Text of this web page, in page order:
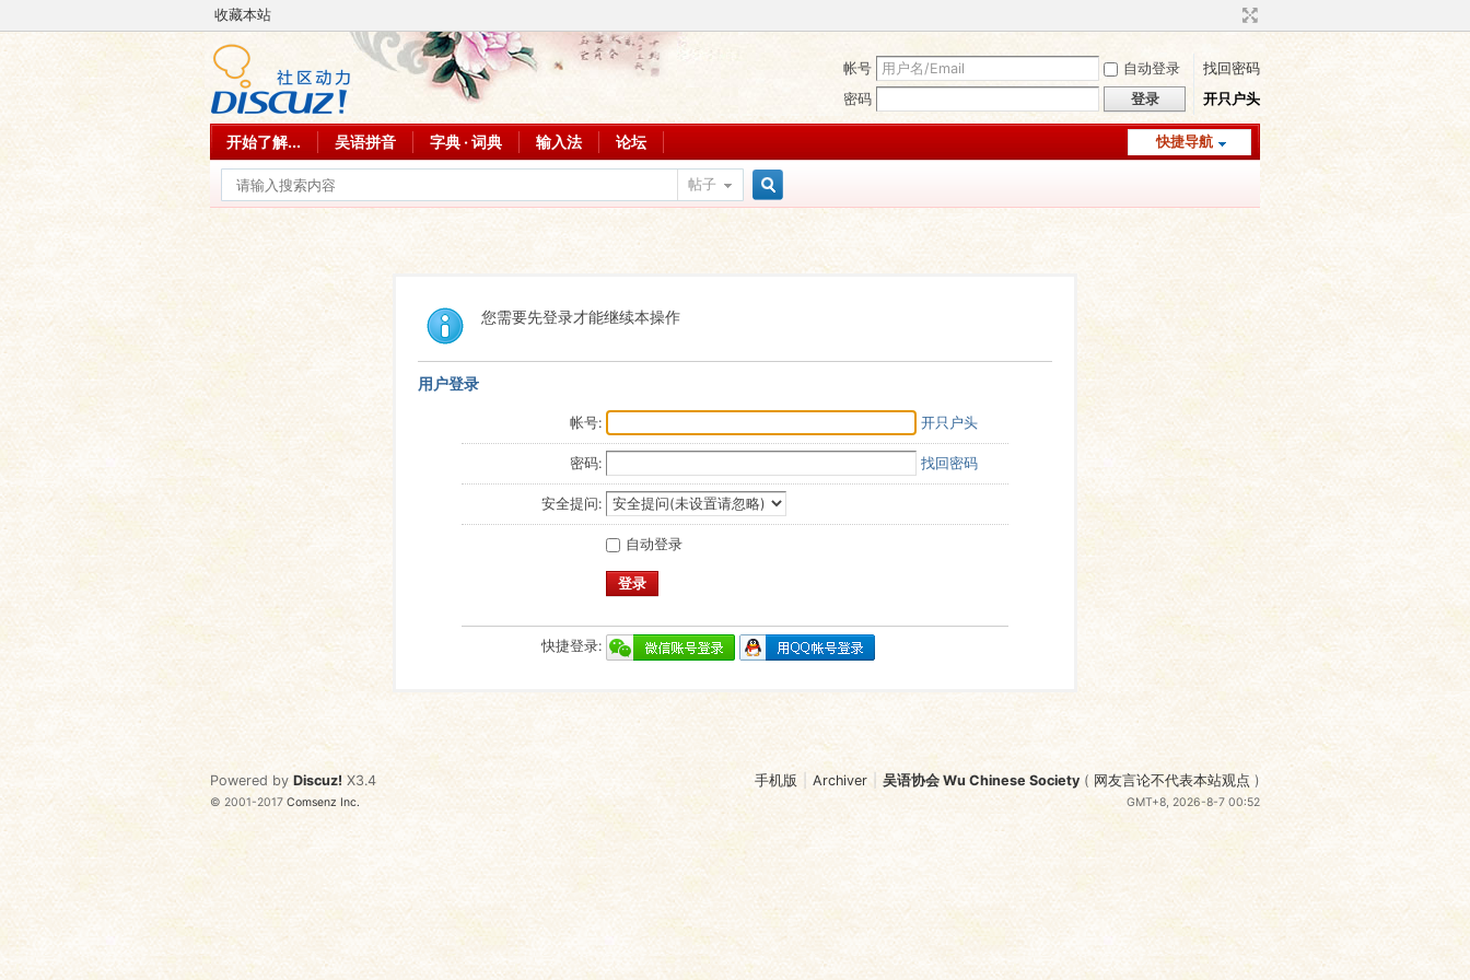
收藏本站
帐号 自动登录
找回密码
密码
登录 开只户头
快捷导航
开始了解... 吴语拼音 字典 · 词典 输入法 论坛
帖子
您需要先登录才能继续本操作
用户登录
帐号: 开只户头
密码: 找回密码
安全提问:
自动登录
登录
快捷登录:
手机版 Archiver 吴语协会 Wu Chinese Society ( 网友言论不代表本站观点 )
GMT+8, 2026-8-7 00:52
Powered by Discuz! X3.4
© 2001-2017Comsenz Inc.